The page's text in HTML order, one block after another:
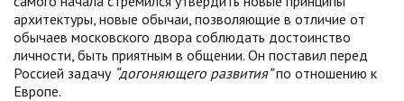
архитектуры, новые обычаи, позволяющие в отличие от
обычаев московского двора соблюдать достоинство
личности, быть приятным в общении. Он поставил перед
Россией задачу “догоняющего развития”по отношению к
Европе.